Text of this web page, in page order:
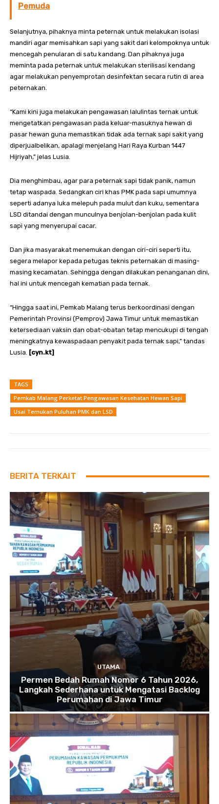
Pemuda
Selanjutnya, pihaknya minta peternak untuk melakukan isolasi
mandiri agar memisahkan sapi yang sakit dari kelompoknya untuk
mencegah penularan di satu kandang. Dan pihaknya juga
meminta pada peternak untuk melakukan sterilisasi kendang
agar melakukan penyemprotan desinfektan secara rutin di area
peternakan.
“Kami kini juga melakukan pengawasan lalulintas ternak untuk
mengetatkan pengawasan pada keluar-masuknya hewan di
pasar hewan guna memastikan tidak ada ternak sapi sakit yang
diperjualbelikan, apalagi menjelang Hari Raya Kurban 1447
Hijriyah,” jelas Lusia.
Dia menghimbau, agar para peternak sapi tidak panik, namun
tetap waspada. Sedangkan ciri khas PMK pada sapi umumnya
seperti adanya luka melepuh pada mulut dan kuku, sementara
LSD ditandai dengan munculnya benjolan-benjolan pada kulit
sapi yang menyerupai cacar.
Dan jika masyarakat menemukan dengan ciri-ciri seperti itu,
segera melapor kepada petugas teknis peternakan di masing-
masing kecamatan. Sehingga dengan dilakukan penanganan dini,
hal ini untuk mencegah kematian pada ternak.
“Hingga saat ini, Pemkab Malang terus berkoordinasi dengan
Pemerintah Provinsi (Pemprov) Jawa Timur untuk memastikan
ketersediaan vaksin dan obat-obatan tetap mencukupi di tengah
meningkatnya kewaspadaan penyakit pada ternak sapi,” tandas
Lusia. [cyn.kt]
TAGS
Pemkab Malang Perketat Pengawasan Kesehatan Hewan Sapi
Usai Temukan Puluhan PMK dan LSD
BERITA TERKAIT
UTAMA
Permen Bedah Rumah Nomor 6 Tahun 2026,
Langkah Sederhana untuk Mengatasi Backlog
Perumahan di Jawa Timur